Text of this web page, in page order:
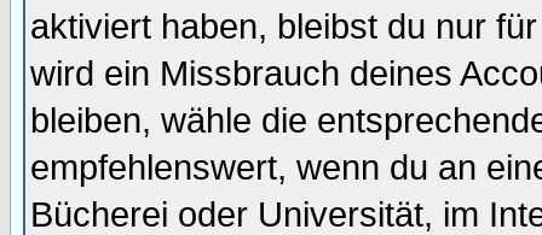
aktiviert haben, bleibst du nur
wird ein Missbrauch deines
bleiben, wähle die
empfehlenswert, wenn du an
Bücherei oder Universität, im